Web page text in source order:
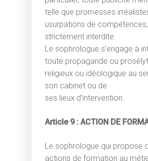
telle que promesses
usurpations de
strictement interdite.
Le sophrologue s’engage à
toute propagande ou
religieux ou idéologique au
son cabinet ou de
ses lieux d’intervention.
Article 9 : ACTION DE
Le sophrologue qui propose
actions de formation au